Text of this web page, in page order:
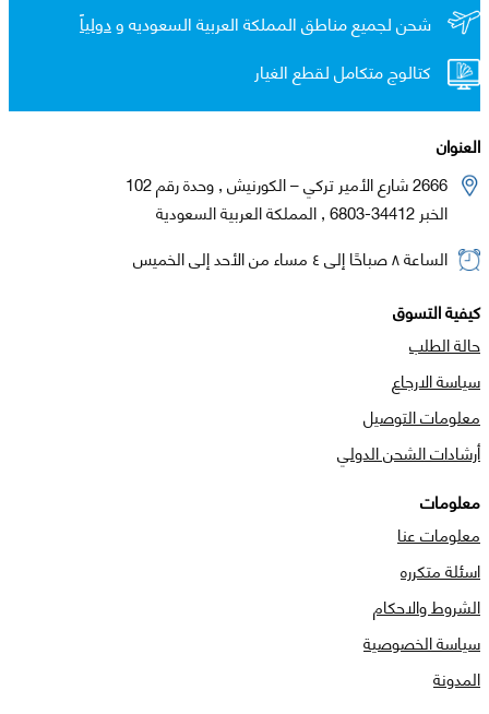
شحن لجميع مناطق المملكة العربية السعوديه ودولياً
كتالوج متكامل لقطع الغيار
العنوان
2666 شارع الأمير تركي – الكورنيش , وحدة رقم 102
الخبر 34412-6803 , المملكة العربية السعودية
الساعة ٨ صباحًا إلى ٤ مساء من الأحد إلى الخميس
كيفية التسوق
حالة الطلب
سياسة الارجاع
معلومات التوصيل
أرشادات الشحن الدولي
معلومات
معلومات عنا
اسئلة متكرره
الشروط والاحكام
سياسة الخصوصية
المدونة